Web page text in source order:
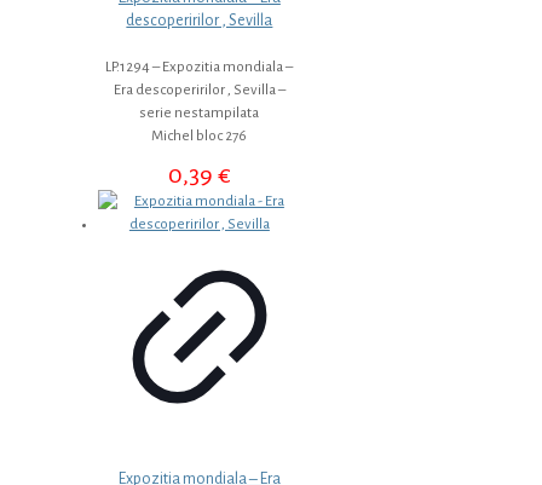
descoperirilor , Sevilla
LP.1294 – Expozitia mondiala –
Era descoperirilor , Sevilla –
serie nestampilata
Michel bloc 276
0,39 €
Expozitia mondiala – Era